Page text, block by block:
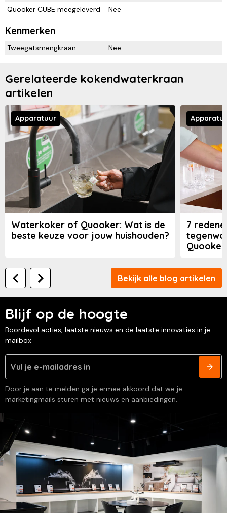
Quooker CUBE meegeleverd Nee
Kenmerken
Tweegatsmengkraan Nee
Gerelateerde kokendwaterkraan
artikelen
Waterkoker of Quooker: Wat is de
beste keuze voor jouw huishouden?
Apparatuur
7
Bekijk alle blog artikelen
Blijf op de hoogte
Boordevol acties, laatste nieuws en de laatste innovaties in je
mailbox
Door je aan te melden ga je ermee akkoord dat we je
marketingmails sturen met nieuws en aanbiedingen.